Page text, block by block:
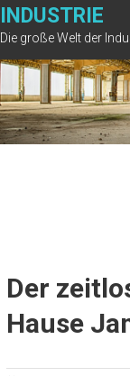
Zum
Inhalt
springen
INDUSTRIE
Die große Welt der
Der
Hause